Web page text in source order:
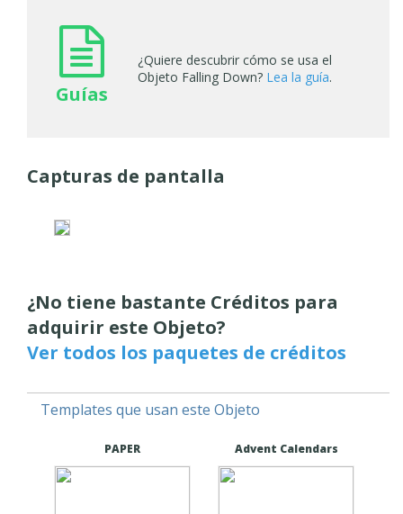
Guías
¿Quiere descubrir cómo se usa el
Objeto Falling Down? Lea la guía.
Capturas de pantalla
¿No tiene bastante Créditos para
adquirir este Objeto?
Ver todos los paquetes de créditos
Templates que usan este Objeto
PAPER Advent Calendars